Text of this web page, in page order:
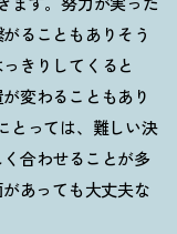
ることもありそう
きりしてくると
変わることもあり
とっては、難しい決
合わせることが多
あっても大丈夫な